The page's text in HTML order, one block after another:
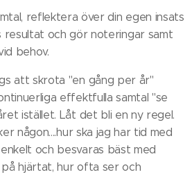
reflektera över din egen insats
resultat och gör noteringar samt
behov.
att skrota "en gång per år"
effektfulla samtal "se
istället. Låt det bli en ny regel.
någon....hur ska jag har tid med
och besvaras bäst med
hjärtat, hur ofta ser och